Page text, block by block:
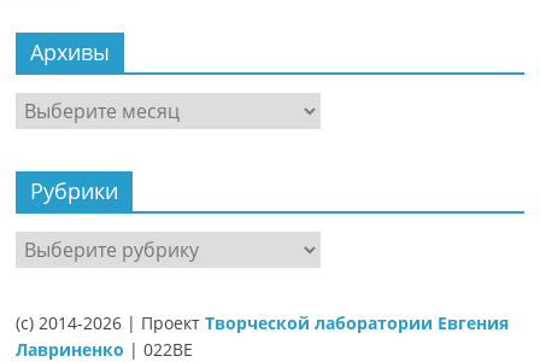
Архивы
Архивы
Рубрики
Рубрики
(c) 2014-2026 | ПроектТворческой лаборатории Евгения
Лавриненко | 022BE